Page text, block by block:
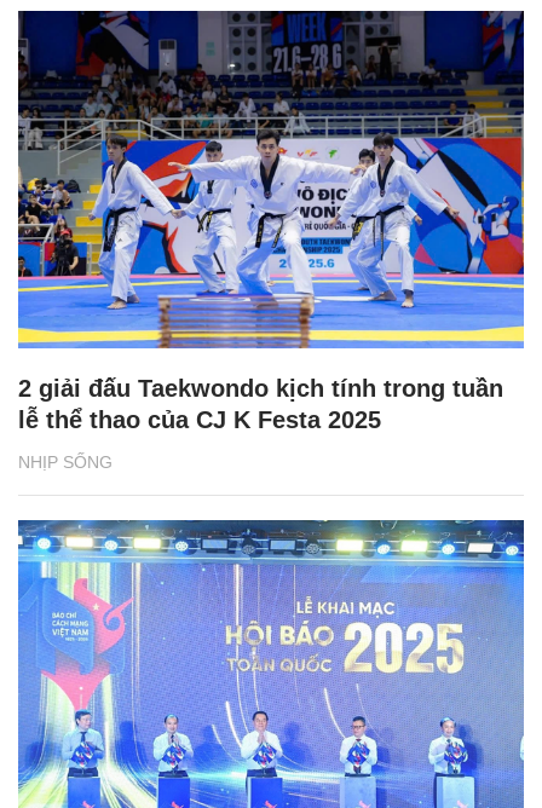
NHỊP SỐNG
2 giải đấu Taekwondo kịch tính trong tuần
lễ thể thao của CJ K Festa 2025